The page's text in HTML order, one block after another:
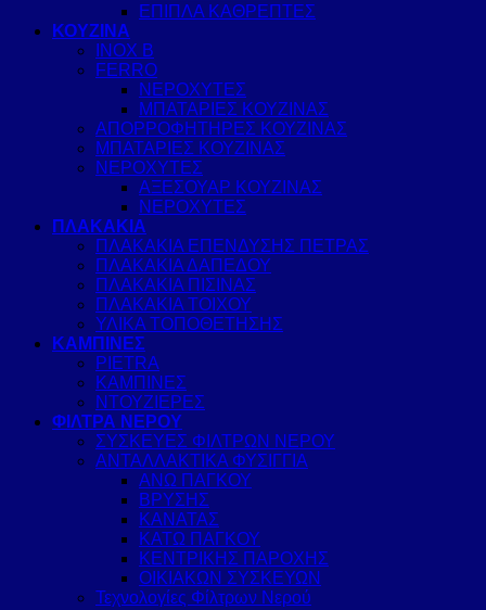
ΕΠΙΠΛΑ ΚΑΘΡΕΠΤΕΣ
ΚΟΥΖΙΝΑ
INOX B
FERRO
ΝΕΡΟΧΥΤΕΣ
ΜΠΑΤΑΡΙΕΣ ΚΟΥΖΙΝΑΣ
ΑΠΟΡΡΟΦΗΤΗΡΕΣ ΚΟΥΖΙΝΑΣ
ΜΠΑΤΑΡΙΕΣ ΚΟΥΖΙΝΑΣ
ΝΕΡΟΧΥΤΕΣ
ΑΞΕΣΟΥΑΡ ΚΟΥΖΙΝΑΣ
ΝΕΡΟΧΥΤΕΣ
ΠΛΑΚΑΚΙΑ
ΠΛΑΚΑΚΙΑ ΕΠΕΝΔΥΣΗΣ ΠΕΤΡΑΣ
ΠΛΑΚΑΚΙΑ ΔΑΠΕΔΟΥ
ΠΛΑΚΑΚΙΑ ΠΙΣΙΝΑΣ
ΠΛΑΚΑΚΙΑ ΤΟΙΧΟΥ
ΥΛΙΚΑ ΤΟΠΟΘΕΤΗΣΗΣ
ΚΑΜΠΙΝΕΣ
PIETRA
ΚΑΜΠΙΝΕΣ
ΝΤΟΥΖΙΕΡΕΣ
ΦΙΛΤΡΑ ΝΕΡΟΥ
ΣΥΣΚΕΥΕΣ ΦΙΛΤΡΩΝ ΝΕΡΟΥ
ΑΝΤΑΛΛΑΚΤΙΚΑ ΦΥΣΙΓΓΙΑ
ΑΝΩ ΠΑΓΚΟΥ
ΒΡΥΣΗΣ
ΚΑΝΑΤΑΣ
ΚΑΤΩ ΠΑΓΚΟΥ
ΚΕΝΤΡΙΚΗΣ ΠΑΡΟΧΗΣ
ΟΙΚΙΑΚΩΝ ΣΥΣΚΕΥΩΝ
Τεχνολογίες Φίλτρων Νερού